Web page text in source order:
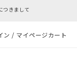
ン / マイページカート